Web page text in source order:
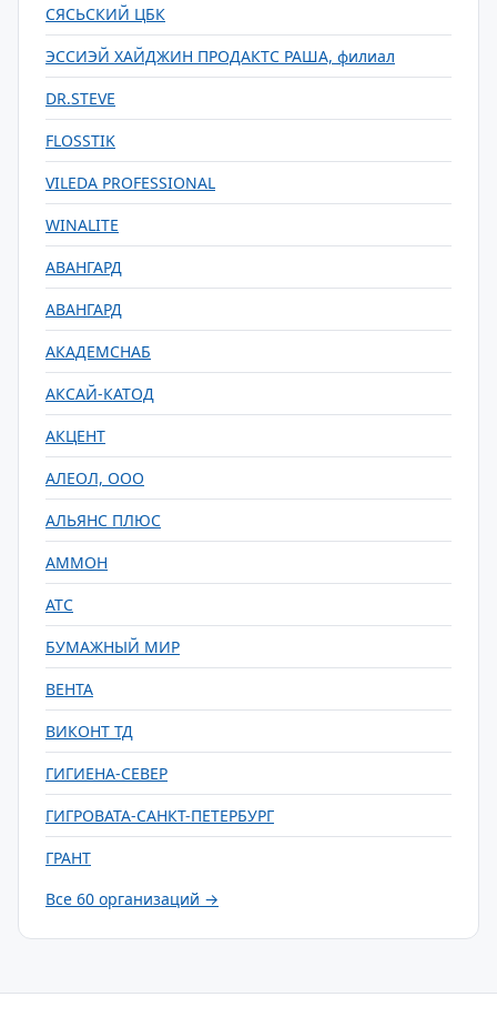
СЯСЬСКИЙ ЦБК
ЭССИЭЙ ХАЙДЖИН ПРОДАКТС РАША, филиал
DR.STEVE
FLOSSTIK
VILEDA PROFESSIONAL
WINALITE
АВАНГАРД
АВАНГАРД
АКАДЕМСНАБ
АКСАЙ-КАТОД
АКЦЕНТ
АЛЕОЛ, ООО
АЛЬЯНС ПЛЮС
АММОН
АТС
БУМАЖНЫЙ МИР
ВЕНТА
ВИКОНТ ТД
ГИГИЕНА-СЕВЕР
ГИГРОВАТА-САНКТ-ПЕТЕРБУРГ
ГРАНТ
Все 60 организаций →